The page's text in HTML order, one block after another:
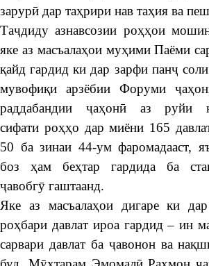
зарурӣ дар таҳрири нав таҳия ва
Таҷдиду азнавсозии роҳҳои
яке аз масъалаҳои муҳими Паёми
қайд гардид ки дар зарфи панҷ
мувофиқи арзёбии Форуми
раддабандии ҷаҳонӣ аз руйи
сифати роҳҳо дар миёни 165
50 ба зинаи 44-ум фаромадааст,
боз ҳам беҳтар гардида ба
ҷавобгӯ гаштаанд.
Яке аз масъалаҳои дигаре ки
роҳбари давлат ироа гардид – ин
сарвари давлат ба ҷавонон ва